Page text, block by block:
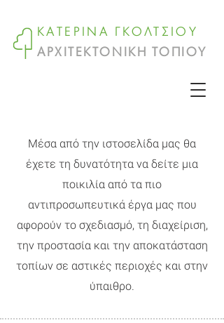
ΚΑΤΕΡΙΝΑ ΓΚΟΛΤΣΙΟΥ
ΑΡΧΙΤΕΚΤΟΝΙΚΗ ΤΟΠΙΟΥ
Μέσα από την ιστοσελίδα μας θα
έχετε τη δυνατότητα να δείτε μια
ποικιλία από τα πιο
αντιπροσωπευτικά έργα μας που
αφορούν το σχεδιασμό, τη διαχείριση,
την προστασία και την αποκατάσταση
τοπίων σε αστικές περιοχές και στην
ύπαιθρο.